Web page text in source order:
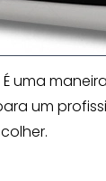
uma
um